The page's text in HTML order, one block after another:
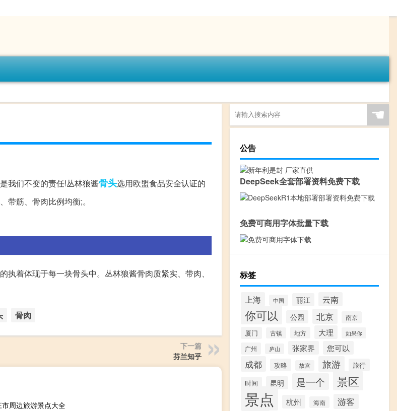
我们不变的责任!丛林狼酱骨头选用欧盟食品安全认证的
带筋、骨肉比例均衡;。
着体现于每一块骨头中。丛林狼酱骨肉质紧实、带肉、
骨肉
下一篇
芬兰知乎
市周边旅游景点大全
☚
公告
DeepSeek全套部署资料免费下载
免费可商用字体批量下载
标签
上海 中国 丽江 云南
你可以 公园 北京
南京
厦门
古镇 地方 大理 如果你
广州 庐山 张家界 您可以
成都 攻略 故宫 旅游
旅行
时间
昆明 是一个 景区
景点 杭州 海南 游客